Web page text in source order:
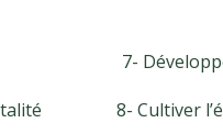
7- Développer
vitalité 8- Cultiver